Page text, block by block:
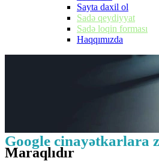
Sayta daxil ol
Sadə qeydiyyat
Sadə loqin forması
Haqqımızda
Maraqlıdır
Google cinayətkarlara